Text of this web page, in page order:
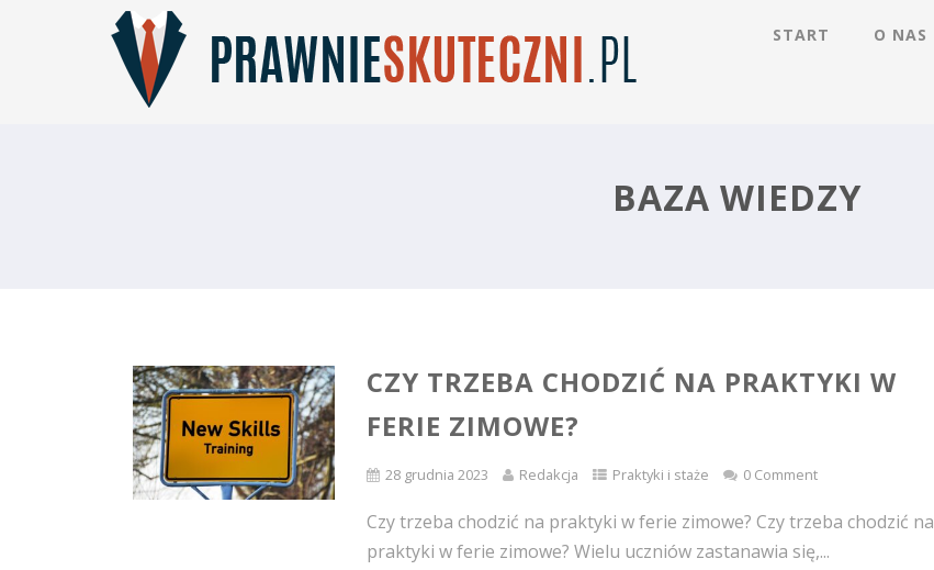
START O NAS
BAZA WIEDZY
CZY TRZEBA CHODZIĆ NA PRAKTYKI W
FERIE ZIMOWE?
28 grudnia 2023 Redakcja Praktyki i staże 0 Comment
Czy trzeba chodzić na praktyki w ferie zimowe? Czy trzeba chodzić na
praktyki w ferie zimowe? Wielu uczniów zastanawia się,...